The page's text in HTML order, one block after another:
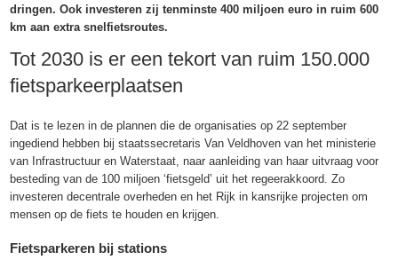
dringen. Ook investeren zij tenminste 400 miljoen euro in ruim 600
km aan extra snelfietsroutes.
Tot 2030 is er een tekort van ruim 150.000
fietsparkeerplaatsen
Dat is te lezen in de plannen die de organisaties op 22 september
ingediend hebben bij staatssecretaris Van Veldhoven van het ministerie
van Infrastructuur en Waterstaat, naar aanleiding van haar uitvraag voor
besteding van de 100 miljoen ‘fietsgeld’ uit het regeerakkoord. Zo
investeren decentrale overheden en het Rijk in kansrijke projecten om
mensen op de fiets te houden en krijgen.
Fietsparkeren bij stations